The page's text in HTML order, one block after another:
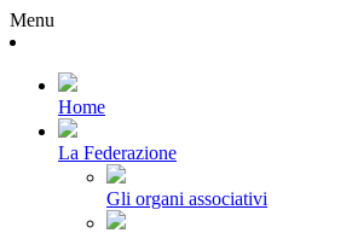
Menu
Home
La Federazione
Gli organi associativi